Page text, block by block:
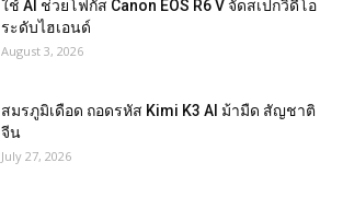
ใช้ AI ช่วยโฟกัส Canon EOS R6 V จัดสเปกวิดีโอ
ระดับไฮเอนด์
August 3, 2026
สมรภูมิเดือด ถอดรหัส Kimi K3 AI ม้ามืด สัญชาติ
จีน
July 27, 2026